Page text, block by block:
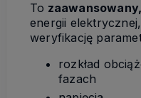
To
energii
weryfikację
rozkład
fazach